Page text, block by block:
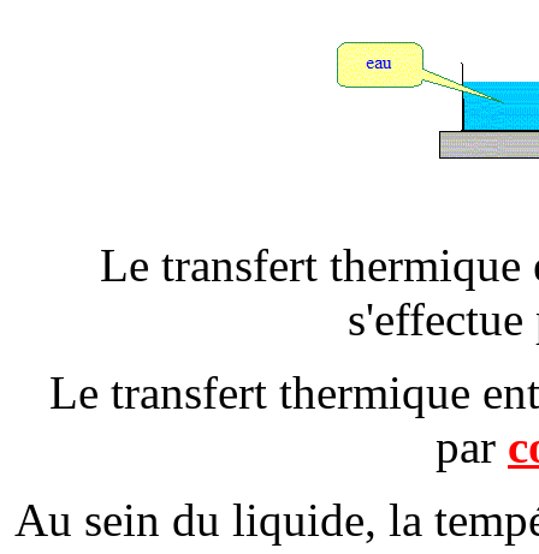
Le transfert thermique
Le transfert thermique
par
Au sein du liquide, la